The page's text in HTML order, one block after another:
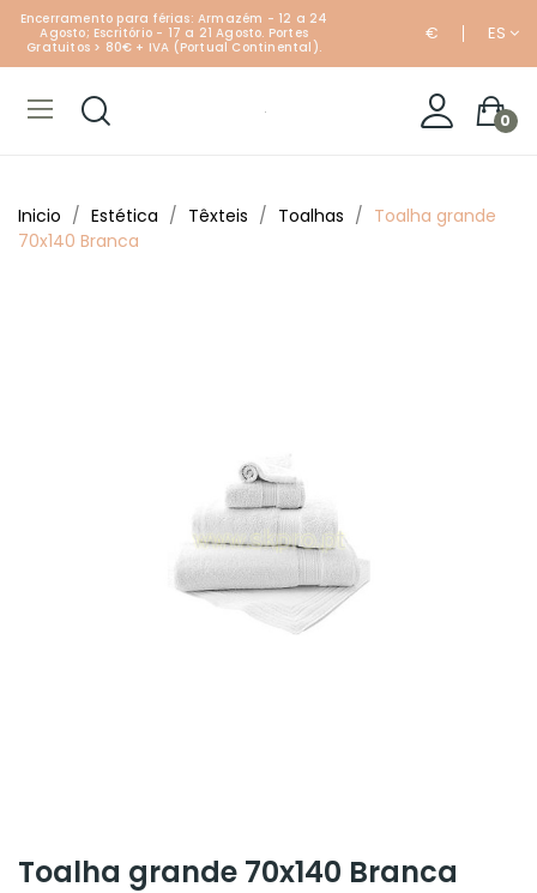
Encerramento para férias: Armazém - 12 a 24
Agosto; Escritório - 17 a 21 Agosto. Portes
Gratuitos > 80€ + IVA (Portual Continental).
€ ES
0
Inicio Estética Têxteis Toalhas
Toalha grande
70x140 Branca
Toalha grande 70x140 Branca